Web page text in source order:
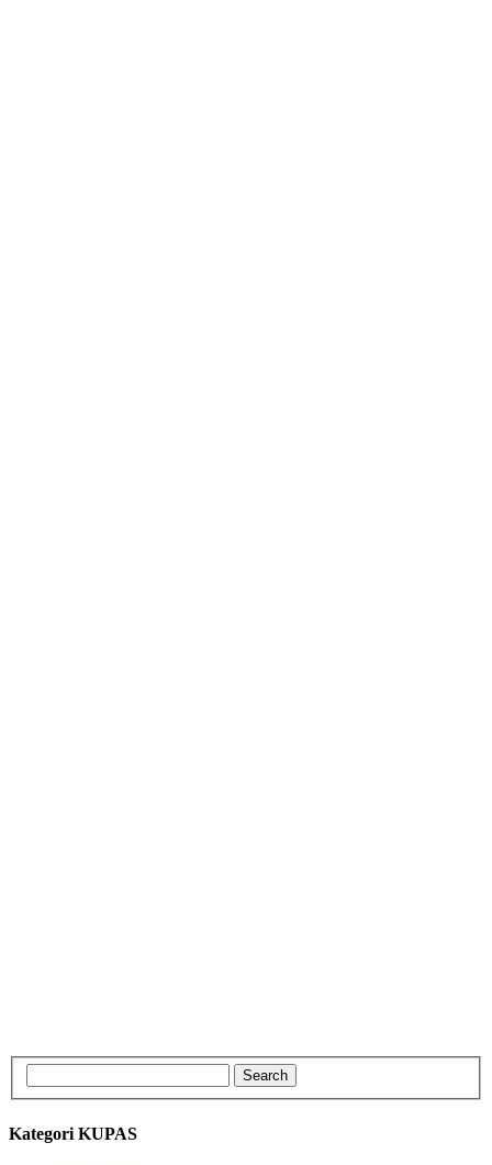
Kategori KUPAS